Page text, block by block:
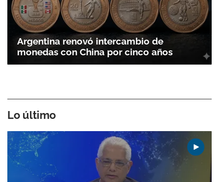
Argentina renovó intercambio de
monedas con China por cinco años
Lo último